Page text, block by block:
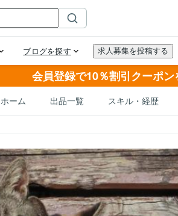
会員登録で10％割引クーポン
ホーム 出品一覧 スキル・経歴